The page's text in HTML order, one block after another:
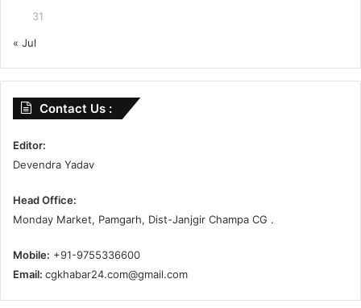
31
« Jul
Contact Us :
Editor:
Devendra Yadav
Head Office:
Monday Market, Pamgarh, Dist-Janjgir Champa CG .
Mobile: +91-9755336600
Email: cgkhabar24.com@gmail.com